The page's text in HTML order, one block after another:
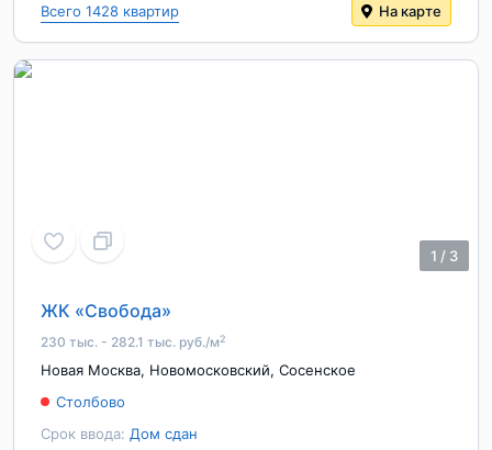
Всего 1428 квартир На карте
1 / 3
ЖК «Свобода»
230 тыс. - 282.1 тыс. руб./м2
Новая Москва, Новомосковский, Сосенское
Срок ввода: Дом сдан
Столбово